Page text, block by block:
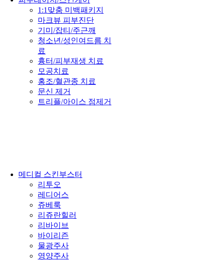
1:1맞춤 미백패키지
마크뷰 피부진단
기미/잡티/주근깨
청소년/성인여드름 치
료
흉터/피부재생 치료
모공치료
홍조/혈관종 치료
문신 제거
트리플/아이스 점제거
메디컬 스킨부스터
리투오
레디어스
쥬베룩
리쥬란힐러
리바이브
바이리즌
물광주사
영양주사